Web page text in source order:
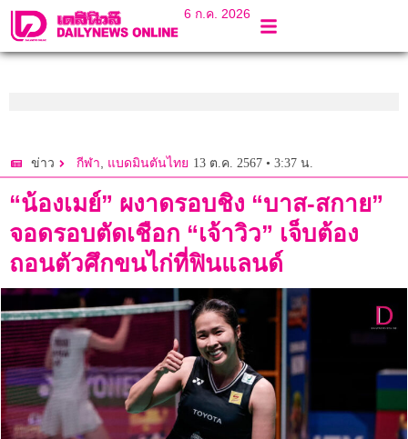
6 ก.ค. 2026
ข่าว กีฬา, แบดมินตันไทย 13 ต.ค. 2567 • 3:37 น.
“น้องเมย์” ผงาดรอบชิง “บาส-สกาย”
จอดรอบตัดเชือก “เจ้าวิว” เจ็บต้อง
ถอนตัวศึกขนไก่ที่ฟินแลนด์